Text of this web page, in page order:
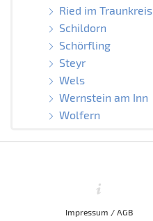
Ried im Traunkreis
Schildorn
Schörfling
Steyr
Wels
Wernstein am Inn
Wolfern
Impressum / AGB